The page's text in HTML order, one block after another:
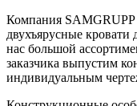
Компания SAMGRUPP
двухъярусные
нас большой
заказчика выпустим
индивидуальным